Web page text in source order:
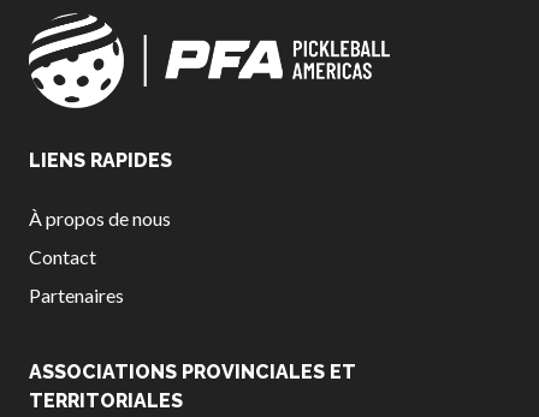
LIENS RAPIDES
À propos de nous
Contact
Partenaires
ASSOCIATIONS PROVINCIALES ET
TERRITORIALES